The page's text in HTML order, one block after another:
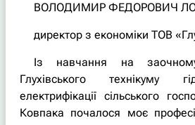
ВОЛОДИМИР ФЕДОРОВИЧ
директор з економіки ТОВ
Із навчання на
Глухівського технікуму
електрифікації сільського
Ковпака почалося моє